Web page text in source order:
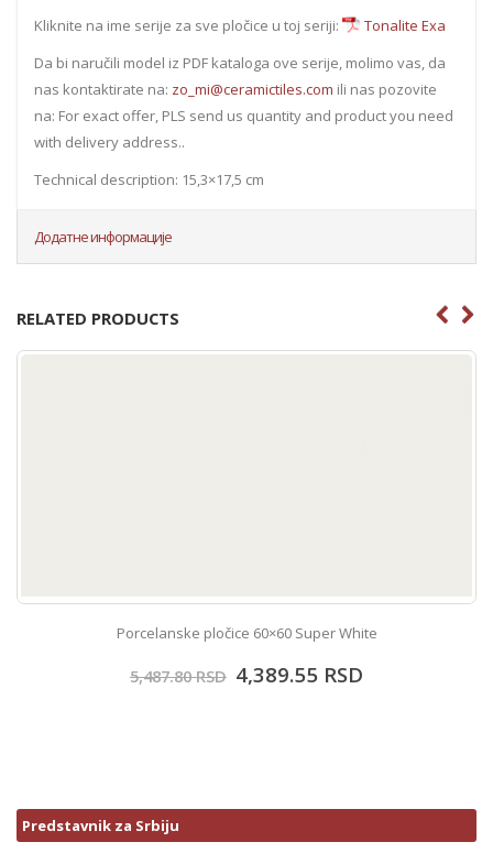
Kliknite na ime serije za sve pločice u toj seriji:
Tonalite Exa
Da bi naručili model iz PDF kataloga ove serije, molimo vas, da
nas kontaktirate na: zo_mi@ceramictiles.com ili nas pozovite
na: For exact offer, PLS send us quantity and product you need
with delivery address..
Technical description: 15,3×17,5 cm
Додатне информације
RELATED PRODUCTS
Porcelanske pločice 60×60 Super White
5,487.80RSD 4,389.55 RSD
Predstavnik za Srbiju